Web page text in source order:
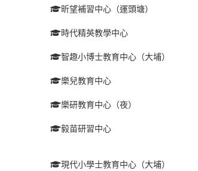
昕望補習中心（運頭塘）
時代精英教學中心
智趣小博士教育中心（大埔）
樂兒教育中心
樂研教育中心（夜）
毅苗研習中心
現代小學士教育中心（大埔）